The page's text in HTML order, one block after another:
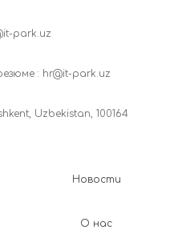
park.uz
: hr@it-park.uz
Uzbekistan, 100164
Новости
О нас